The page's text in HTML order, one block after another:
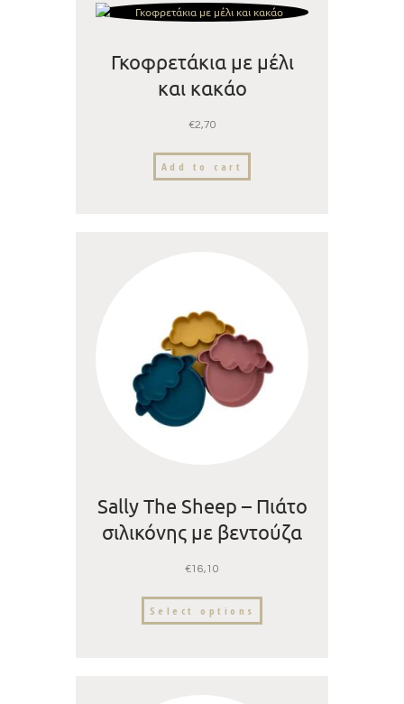
Γκοφρετάκια με μέλι
και κακάο
€2,70
Add to cart
Sally The Sheep – Πιάτο
σιλικόνης με βεντούζα
€16,10
Select options